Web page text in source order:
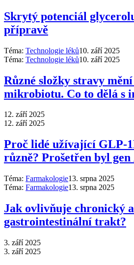
Skrytý potenciál
přípravě
Téma: Technologie léků10. září 2025
Téma: Technologie léků10. září 2025
Různé složky stravy
mikrobiotu. Co to dělá s
12. září 2025
12. září 2025
Proč lidé užívající GLP-
různě? Prošetřen byl gen
Téma: Farmakologie13. srpna 2025
Téma: Farmakologie13. srpna 2025
Jak ovlivňuje chronický
gastrointestinální trakt?
3. září 2025
3. září 2025